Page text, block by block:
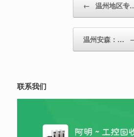
← 温州地区专
温州安森：…
联系我们